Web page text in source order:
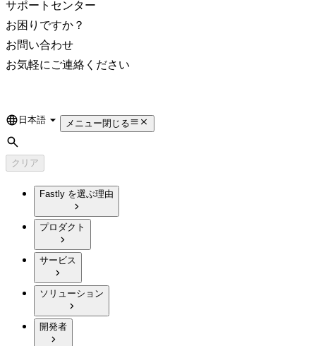
サポートセンター
お困りですか？
お問い合わせ
お気軽にご連絡ください
Language
日本語 メニュー閉じる
検索
クリア
Fastly を選ぶ理由
プロダクト
サービス
ソリューション
開発者